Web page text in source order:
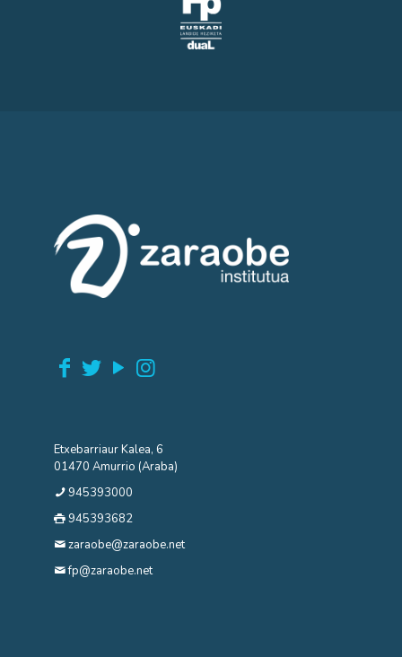
Etxebarriaur Kalea, 6
01470 Amurrio (Araba)
945393000
945393682
zaraobe@zaraobe.net
fp@zaraobe.net